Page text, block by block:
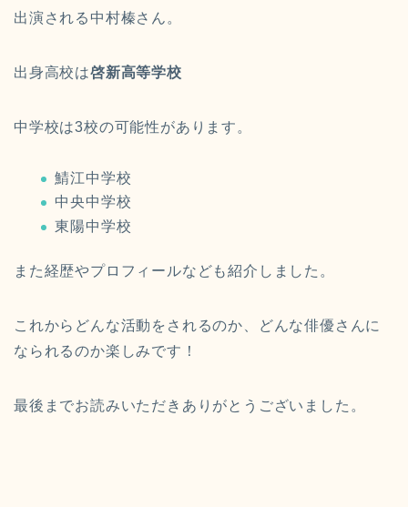
出演される中村榛さん。
出身高校は啓新高等学校
中学校は3校の可能性があります。
鯖江中学校
中央中学校
東陽中学校
また経歴やプロフィールなども紹介しました。
これからどんな活動をされるのか、どんな俳優さんに
なられるのか楽しみです！
最後までお読みいただきありがとうございました。